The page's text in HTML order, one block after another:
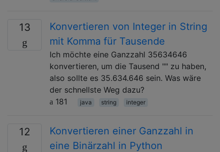
13
Konvertieren von Integer in String
mit Komma für Tausende
Ich möchte eine Ganzzahl 35634646
konvertieren, um die Tausend "" zu haben,
also sollte es 35.634.646 sein. Was wäre
der schnellste Weg dazu?
181
java string integer
12
Konvertieren einer Ganzzahl in
eine Binärzahl in Python